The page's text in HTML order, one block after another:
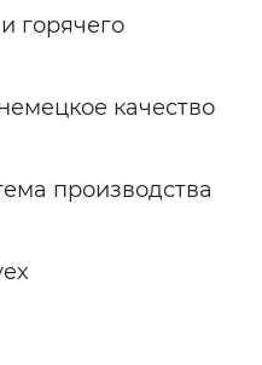
горячего
качество
производства